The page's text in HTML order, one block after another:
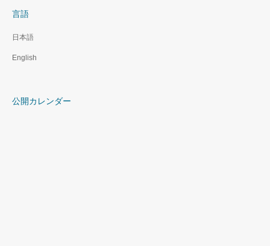
言語
日本語
English
公開カレンダー